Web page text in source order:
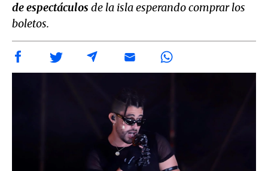
de espectáculos de la isla esperando comprar los
boletos.